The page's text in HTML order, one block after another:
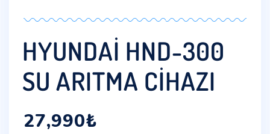
HYUNDAI HND-300
SU ARITMA CIHAZI
27,990₺